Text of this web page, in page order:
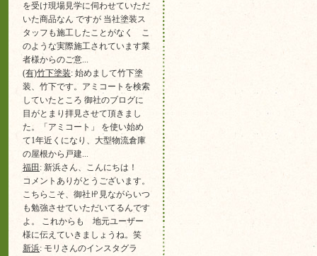
を受け現場見学に伺わせていただ
いた商品なん ですが 当社塗装ス
タッフも施工したことがなく こ
のような実際施工されています業
者様からのご意...
(有)竹下塗装: 始めまして竹下塗
装、竹下です。アミコートを検索
していたところ 御社のブログに
目がとまり拝見させて頂きまし
た。「アミコート」 を使い始め
て1年近くになり、大型物流倉庫
の屋根から戸建...
福田 : 新浜さん、こんにちは！
コメントありがとうございます。
こちらこそ、御社㏋見ながらいつ
も勉強させていただいてるんです
よ。 これからも 地元ユーザー
様に伝えていきましょうね。笑
新浜: モリさんのインスタグラ